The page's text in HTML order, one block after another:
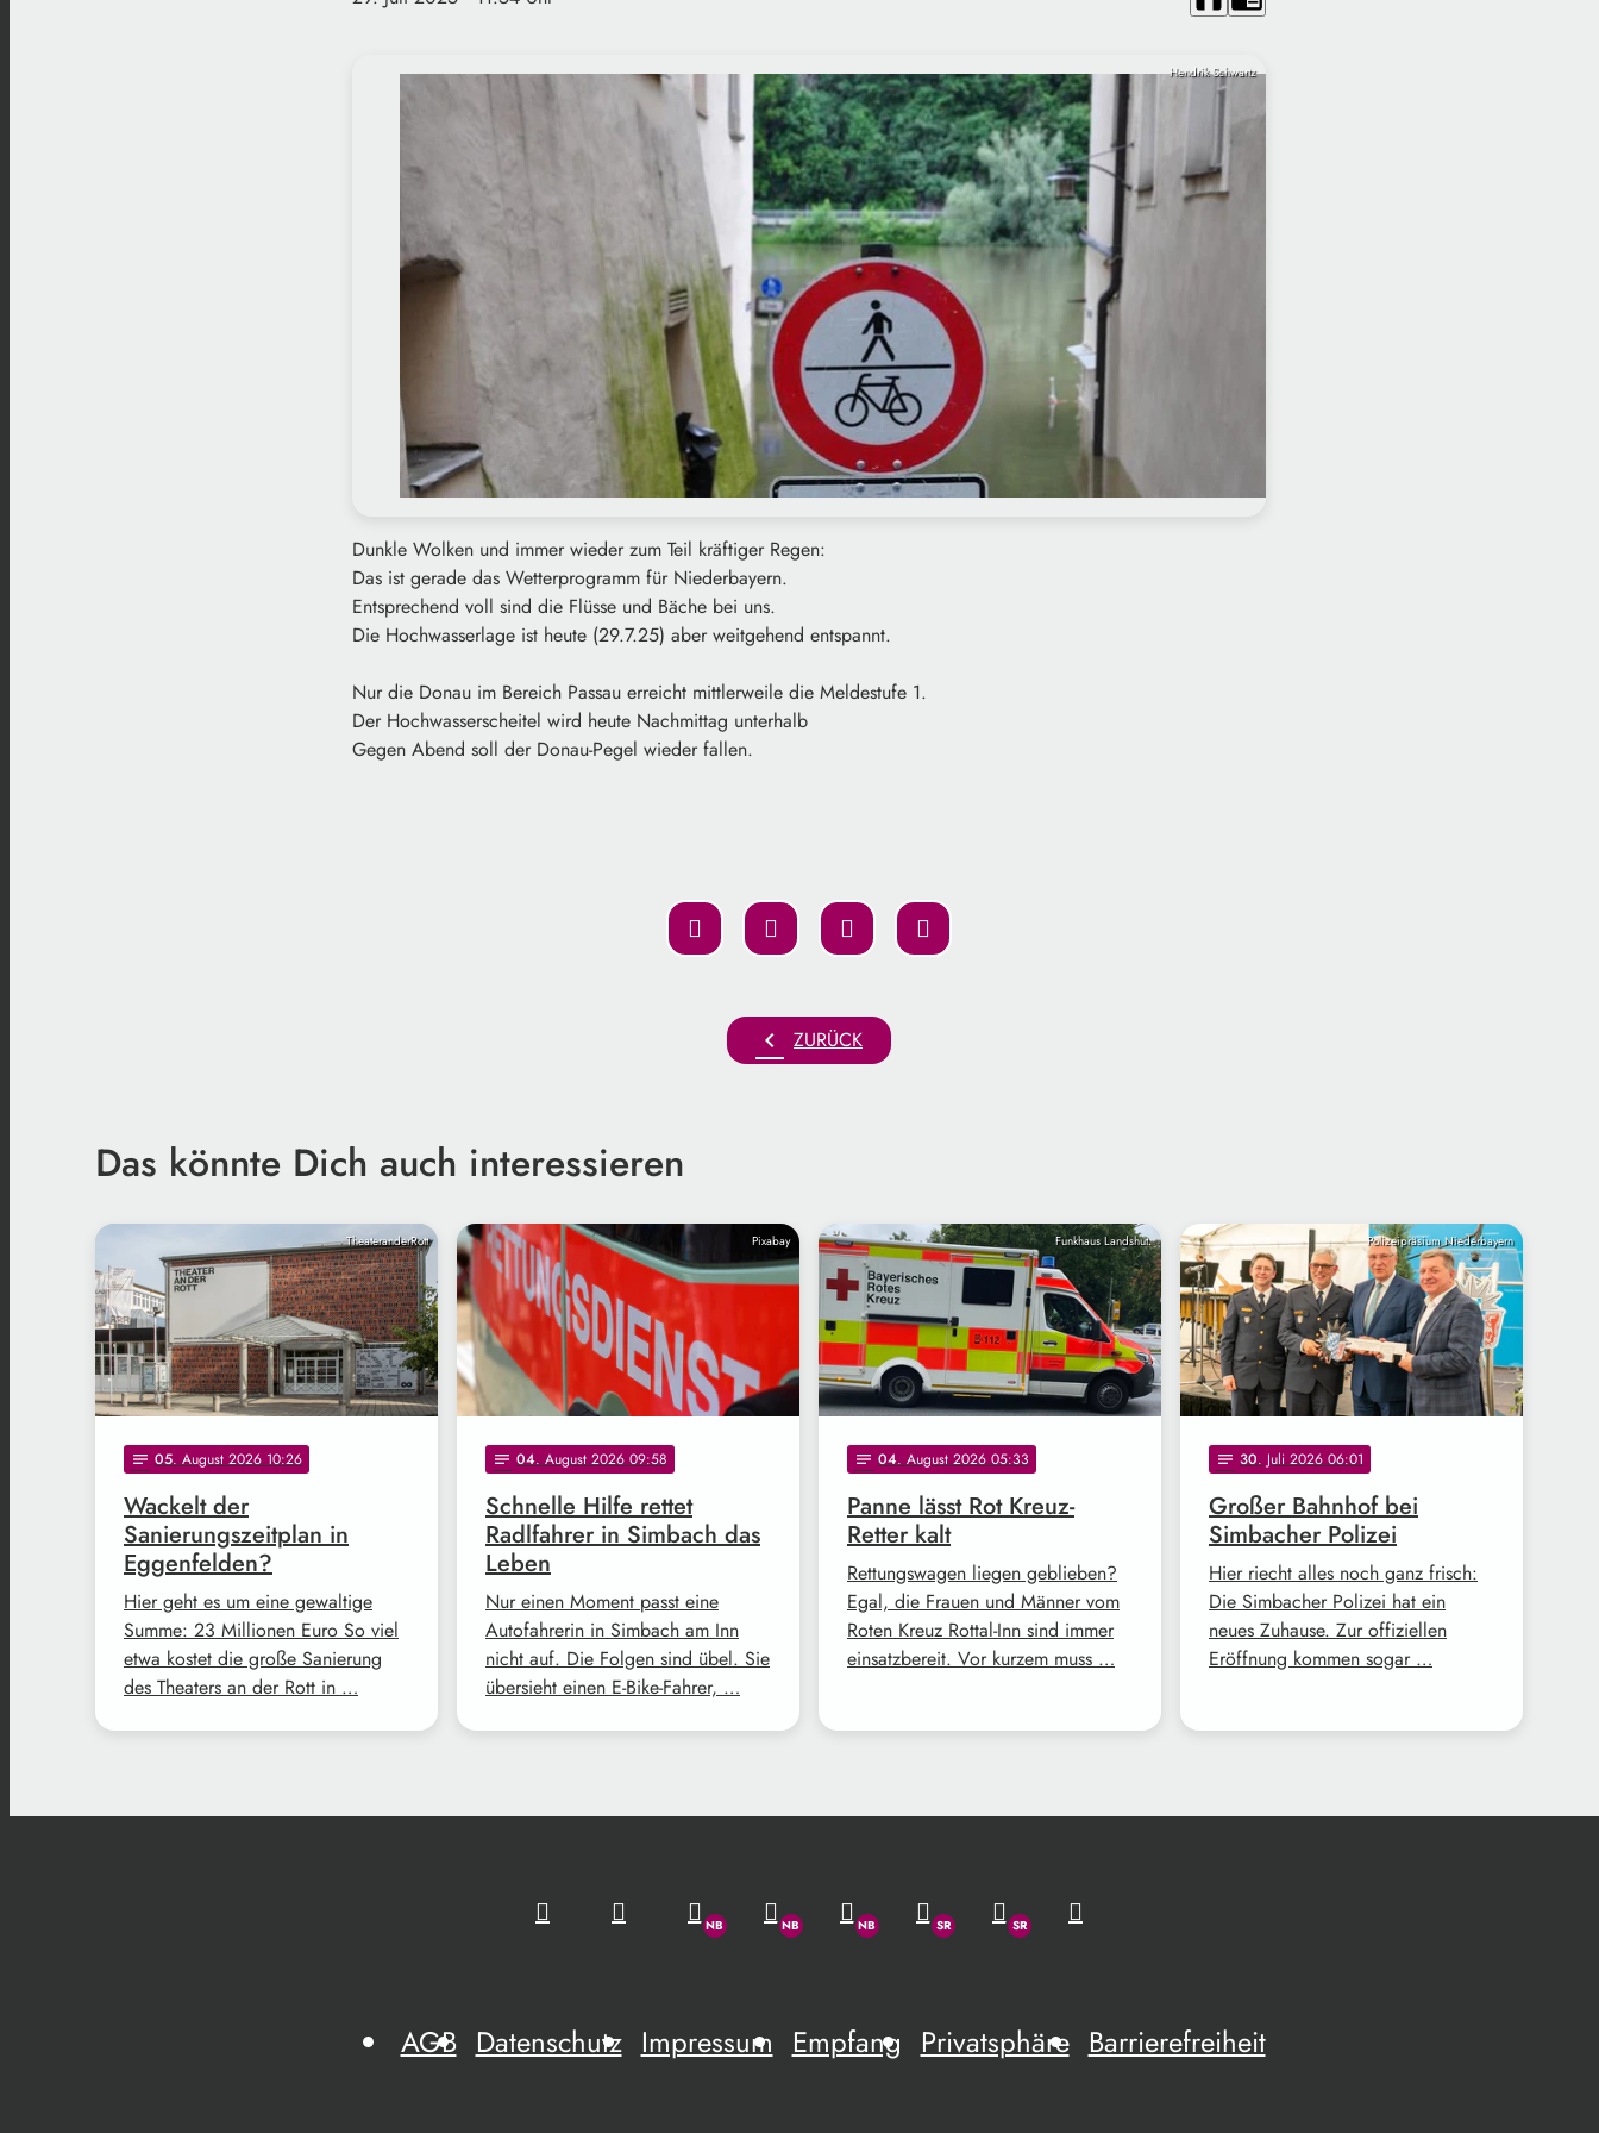
Hendrik Schwartz
Dunkle Wolken und immer wieder zum Teil kräftiger Regen:
Das ist gerade das Wetterprogramm für Niederbayern.
Entsprechend voll sind die Flüsse und Bäche bei uns.
Die Hochwasserlage ist heute (29.7.25) aber weitgehend entspannt.
Nur die Donau im Bereich Passau erreicht mittlerweile die Meldestufe 1.
Der Hochwasserscheitel wird heute Nachmittag unterhalb
Gegen Abend soll der Donau-Pegel wieder fallen.
chevron_left ZURÜCK
Das könnte Dich auch interessieren
TheateranderRott
notes 05. August 2026 10:26
Wackelt der
Sanierungszeitplan in
Eggenfelden?
Hier geht es um eine gewaltige
Summe: 23 Millionen Euro So viel
etwa kostet die große Sanierung
des Theaters an der Rott in …
Pixabay
notes 04. August 2026 09:58
Schnelle Hilfe rettet
Radlfahrer in Simbach das
Leben
Nur einen Moment passt eine
Autofahrerin in Simbach am Inn
nicht auf. Die Folgen sind übel. Sie
übersieht einen E-Bike-Fahrer, …
Funkhaus Landshut.
notes 04. August 2026 05:33
Panne lässt Rot Kreuz-
Retter kalt
Rettungswagen liegen geblieben?
Egal, die Frauen und Männer vom
Roten Kreuz Rottal-Inn sind immer
einsatzbereit. Vor kurzem muss …
Polizeipräsium Niederbayern
notes 30. Juli 2026 06:01
Großer Bahnhof bei
Simbacher Polizei
Hier riecht alles noch ganz frisch:
Die Simbacher Polizei hat ein
neues Zuhause. Zur offiziellen
Eröffnung kommen sogar …
AGB Datenschutz Impressum Empfang Privatsphäre Barrierefreiheit